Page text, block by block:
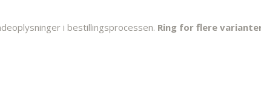
i bestillingsprocessen. Ring for flere